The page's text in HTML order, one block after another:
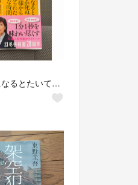
８０代になるとたいていボケるか死ぬ。７０代は神様から与えられた特別な時間